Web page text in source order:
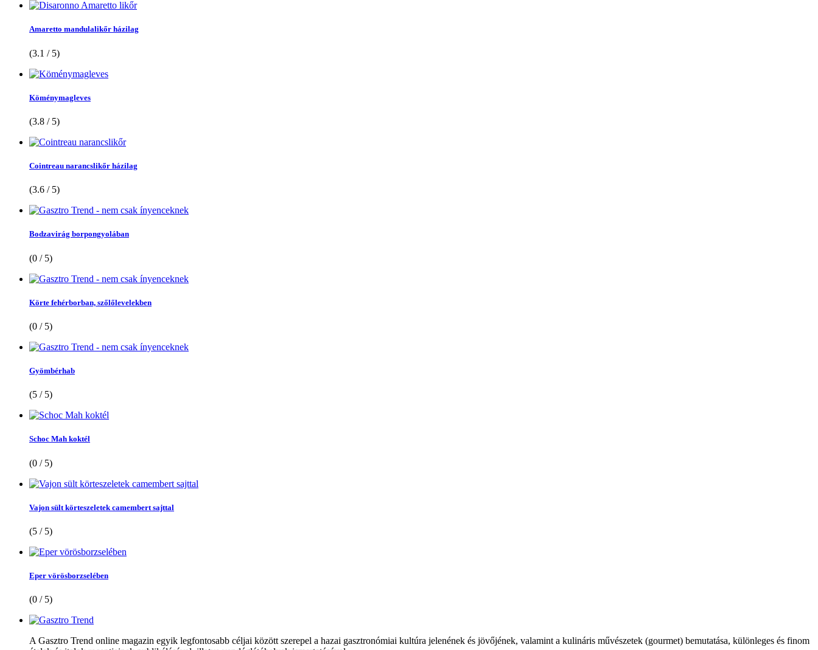
Amaretto mandulalikőr házilag
(3.1 / 5)
Köménymagleves
(3.8 / 5)
Cointreau narancslikőr házilag
(3.6 / 5)
Bodzavirág borpongyolában
(0 / 5)
Körte fehérborban, szőlőlevelekben
(0 / 5)
Gyömbérhab
(5 / 5)
Schoc Mah koktél
(0 / 5)
Vajon sült körteszeletek camembert sajttal
(5 / 5)
Eper vörösborzselében
(0 / 5)
A Gasztro Trend online magazin egyik legfontosabb céljai között szerepel a hazai gasztronómiai kultúra jelenének és jövőjének, valamint a kulináris művészetek (gourmet) bemutatása, különleges és finom